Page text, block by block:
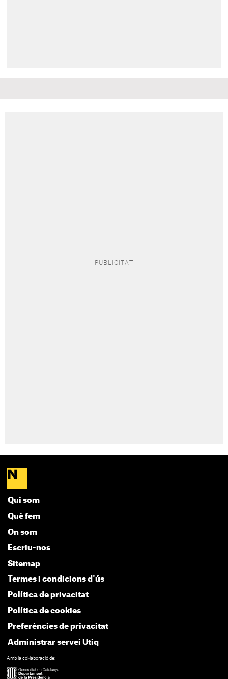
Qui som
Què fem
On som
Escriu-nos
Sitemap
Termes i condicions d'ús
Política de privacitat
Política de cookies
Preferències de privacitat
Administrar servei Utiq
Amb la col·laboració de: